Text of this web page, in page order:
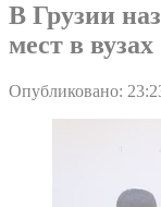
В Грузии
мест в вузах
Опубликовано: